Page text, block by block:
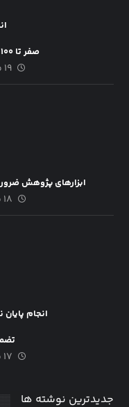
صفر تا ۱۰۰ – تضمین قیمت و کیفیت
۱۹ مرداد ۱۴۰۵
ابزارهای پژوهش
۱۸ مرداد ۱۴۰۵
انجام
۱۷ مرداد ۱۴۰۵
جدیدترین نوشته ها